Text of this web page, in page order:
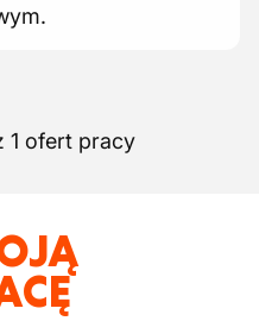
1 ofert pracy